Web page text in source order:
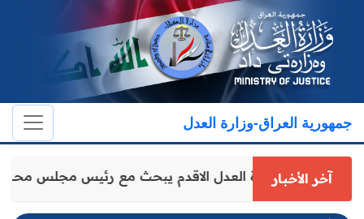
جمهورية العراق-وزارة العدل
آخر الأخباروكيل وزارة العدل الاقدم يبحث مع رئيس مجلس